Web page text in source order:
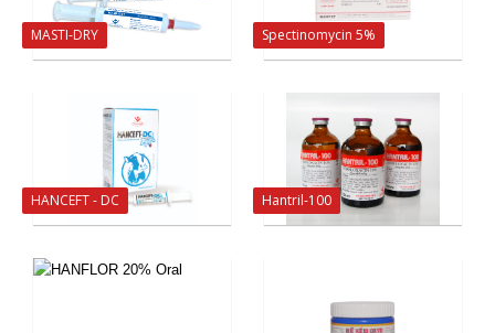
MASTI-DRY Spectinomycin 5%
HANCEFT - DC Hantril-100